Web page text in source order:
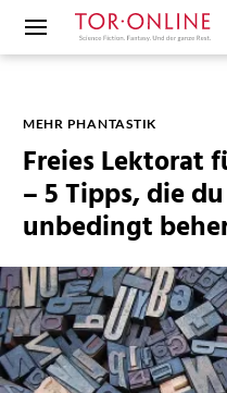
MEHR PHANTASTIK
Freies Lektorat
– 5 Tipps, die
unbedingt